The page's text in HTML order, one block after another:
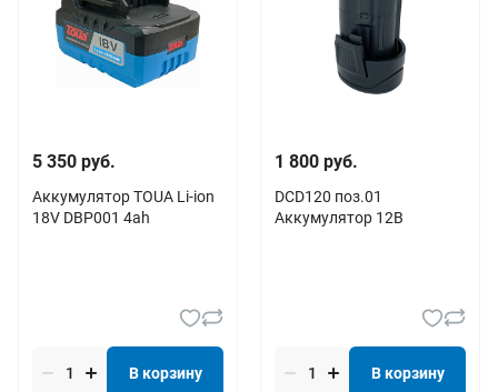
5 350 руб.
Аккумулятор TOUA Li-ion
18V DBP001 4ah
В корзину
1 800 руб.
DCD120 поз.01
Аккумулятор 12В
В корзину